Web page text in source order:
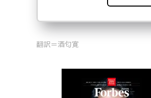
翻訳＝酒匂寛